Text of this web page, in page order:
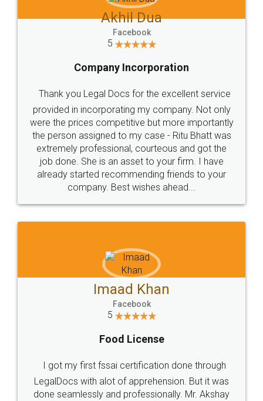
Akhil Dua
Facebook
5
Company Incorporation
Thank you Legal Docs for the excellent service
provided in incorporating my company. Not only
were the prices competitive but more importantly
the person assigned to my case - Ritu Bhatt was
extremely professional, courteous and got the
job done. She is an asset to your firm. I have
already started recommending friends to your
company. Best wishes ahead...
Imaad Khan
Facebook
5
Food License
I got my first fssai certification done through
LegalDocs with alot of apprehension. But it was
done seamlessly and professionally. Mr. Akshay